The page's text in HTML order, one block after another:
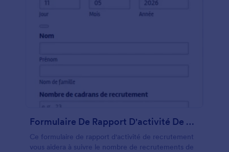
Formulaire De Rapport D'activité De Recrutement
Ce formulaire de rapport d'activité de recrutement
vous aidera à suivre le nombre de recrutements de